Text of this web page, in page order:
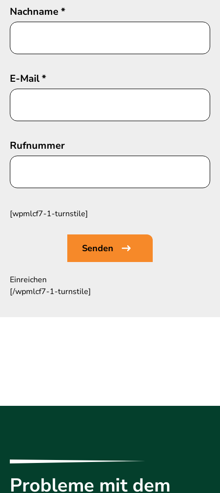
Nachname*
E-Mail*
Rufnummer
[wpmlcf7-1-turnstile]
Einreichen
[/wpmlcf7-1-turnstile]
Probleme mit dem